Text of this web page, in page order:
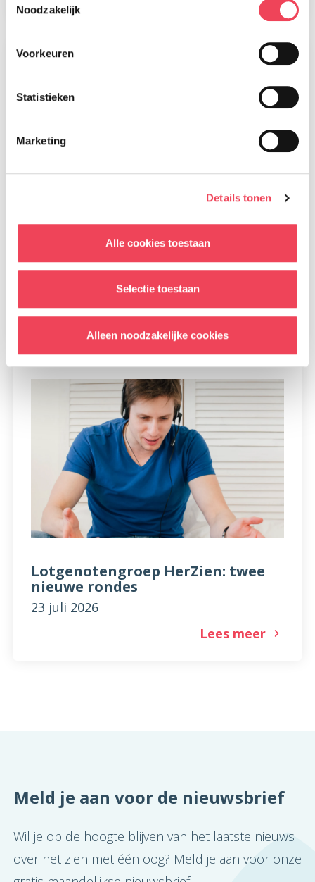
Noodzakelijk
Voorkeuren
Statistieken
Marketing
Details tonen
Alle cookies toestaan
Selectie toestaan
Alleen noodzakelijke cookies
Magazine nummer 91 is onderweg
naar onze leden
Lees meer
Lotgenotengroep HerZien: twee
nieuwe rondes
23 juli 2026
Lees meer
Meld je aan voor de nieuwsbrief
Wil je op de hoogte blijven van het laatste nieuws
over het zien met één oog? Meld je aan voor onze